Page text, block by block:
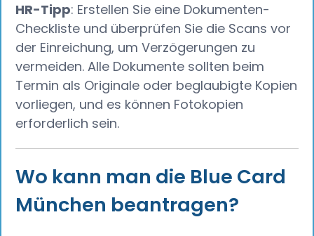
HR-Tipp: Erstellen Sie eine Dokumenten-
Checkliste und überprüfen Sie die Scans vor
der Einreichung, um Verzögerungen zu
vermeiden. Alle Dokumente sollten beim
Termin als Originale oder beglaubigte Kopien
vorliegen, und es können Fotokopien
erforderlich sein.
Wo kann man die Blue Card
München beantragen?